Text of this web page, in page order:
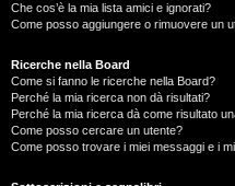
Che cos’è la mia lista amici e ignorati?
Come posso aggiungere o rimuovere un
Ricerche nella Board
Come si fanno le ricerche nella Board?
Perché la mia ricerca non dà risultati?
Perché la mia ricerca dà come risultato
Come posso cercare un utente?
Come posso trovare i miei messaggi e i